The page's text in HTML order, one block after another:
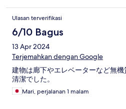
Ulasan terverifikasi
6/10 Bagus
13 Apr 2024
Terjemahkan dengan Google
建物は廊下やエレベーターなど無
清潔でした。
Mari, perjalanan 1 malam